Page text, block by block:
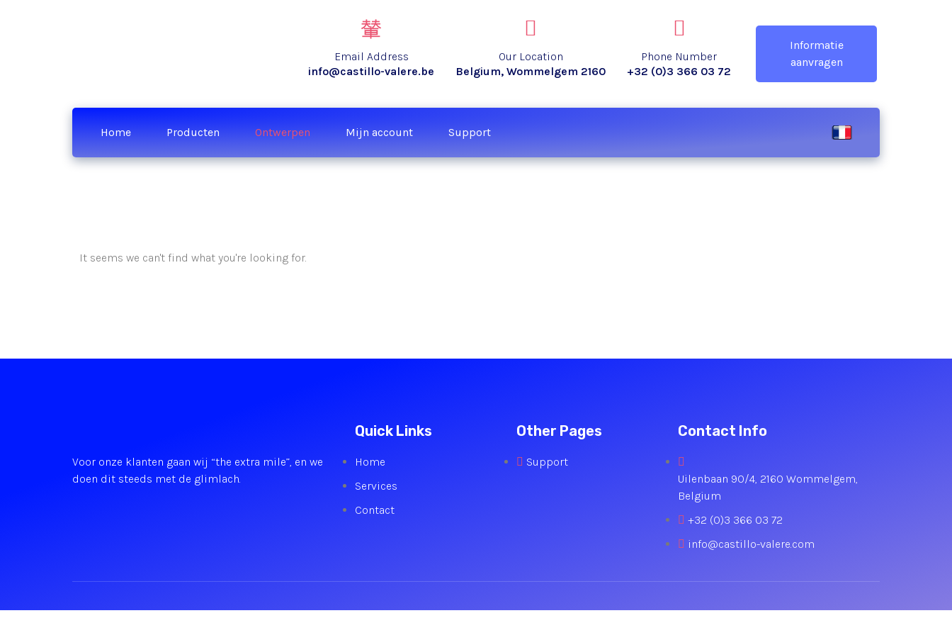
Email Address
info@castillo-valere.be
Our Location
Belgium, Wommelgem 2160
Phone Number
+32 (0)3 366 03 72
Informatie
aanvragen
Home Producten Ontwerpen Mijn account Support
It seems we can't find what you're looking for.
Voor onze klanten gaan wij “the extra mile”, en we
doen dit steeds met de glimlach.
Quick Links
Home
Services
Contact
Other Pages
Support
Contact Info
Uilenbaan 90/4, 2160 Wommelgem,
Belgium
+32 (0)3 366 03 72
info@castillo-valere.com